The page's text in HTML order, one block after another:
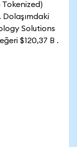
Dolaşımdaki
Solutions
$120,37 B .